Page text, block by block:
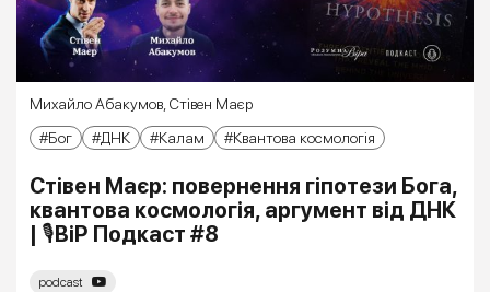
Михайло Абакумов,Стівен Маєр
Бог
ДНК Калам Квантова космологія
Стівен Маєр: повернення гіпотези Бога,
квантова космологія, аргумент від ДНК
| 🎙ВіР Подкаст #8
podcast